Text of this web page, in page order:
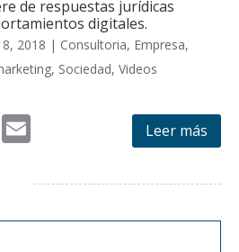
de respuestas jurídicas
digitales.
2018 | Consultoria, Empresa,
, Sociedad, Videos
W
ai
l
Leer más